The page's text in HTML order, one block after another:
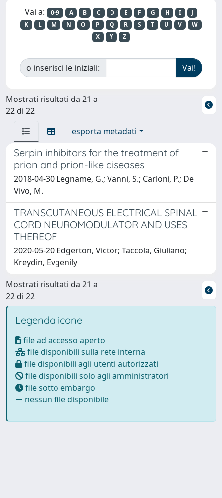
Vai a: 0-9 A B C D E F G H I
J
K
L M N O P Q R S T U V
W
X
Y Z
o inserisci le iniziali:
Mostrati risultati da 21 a
22 di 22
esporta metadati
Serpin inhibitors for the treatment of
prion and prion-like diseases
2018-04-30 Legname, G.; Vanni, S.; Carloni, P.; De
Vivo, M.
TRANSCUTANEOUS ELECTRICAL SPINAL
CORD NEUROMODULATOR AND USES
THEREOF
2020-05-20 Edgerton, Victor; Taccola, Giuliano;
Kreydin, Evgenily
Mostrati risultati da 21 a
22 di 22
Legenda icone
file ad accesso aperto
file disponibili sulla rete interna
file disponibili agli utenti autorizzati
file disponibili solo agli amministratori
file sotto embargo
nessun file disponibile